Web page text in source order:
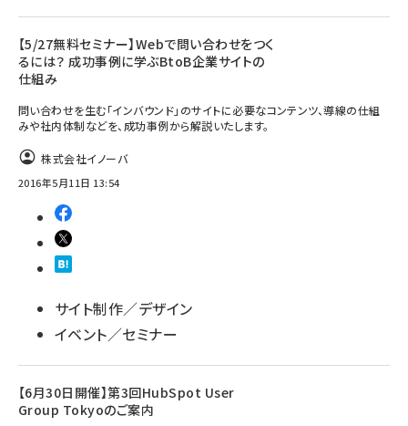
【5/27無料セミナー】Webで問い合わせをつく
るには？ 成功事例に学ぶBtoB企業サイトの
仕組み
問い合わせを生む「インバウンド」のサイトに必要なコンテンツ、導線の仕組
みや社内体制などを、成功事例から解説いたします。
株式会社イノーバ
2016年5月11日 13:54
サイト制作／デザイン
イベント／セミナー
【6月30日開催】第3回HubSpot User
Group Tokyoのご案内